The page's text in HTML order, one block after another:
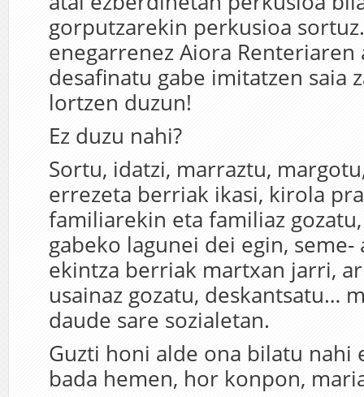
gorputzarekin perkusioa
enegarrenez Aiora Renteriaren
desafinatu gabe imitatzen saia
lortzen duzun!
Ez duzu nahi?
Sortu, idatzi, marraztu,
errezeta berriak ikasi, kirola
familiarekin eta familiaz
gabeko lagunei dei egin, seme-
ekintza berriak martxan jarri,
usainaz gozatu, deskantsatu…
daude sare sozialetan.
Guzti honi alde ona bilatu nahi
bada hemen, hor konpon,